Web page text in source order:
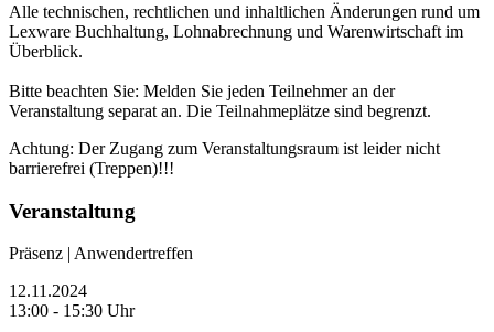
Alle technischen, rechtlichen und inhaltlichen Änderungen rund um
Lexware Buchhaltung, Lohnabrechnung und Warenwirtschaft im
Überblick.
Bitte beachten Sie: Melden Sie jeden Teilnehmer an der
Veranstaltung separat an. Die Teilnahmeplätze sind begrenzt.
Achtung: Der Zugang zum Veranstaltungsraum ist leider nicht
barrierefrei (Treppen)!!!
Veranstaltung
Präsenz | Anwendertreffen
12.11.2024
13:00 - 15:30 Uhr